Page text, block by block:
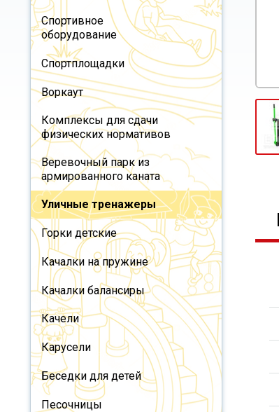
Спортивное
оборудование
Спортплощадки
Воркаут
Комплексы для сдачи
физических нормативов
Веревочный парк из
армированного каната
Уличные тренажеры
Горки детские
Качалки на пружине
Качалки балансиры
Качели
Карусели
Беседки для детей
Песочницы